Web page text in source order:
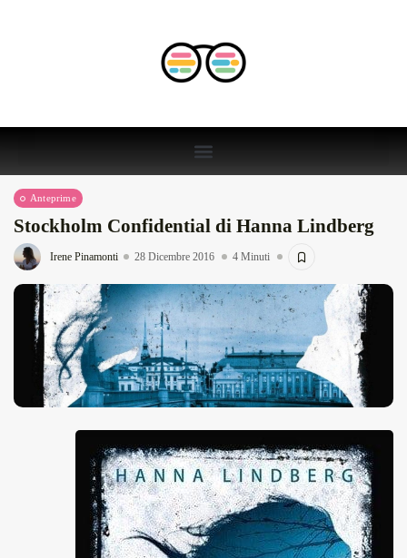
Anteprime
Stockholm Confidential di Hanna Lindberg
Irene Pinamonti 28 Dicembre 2016 4 Minuti